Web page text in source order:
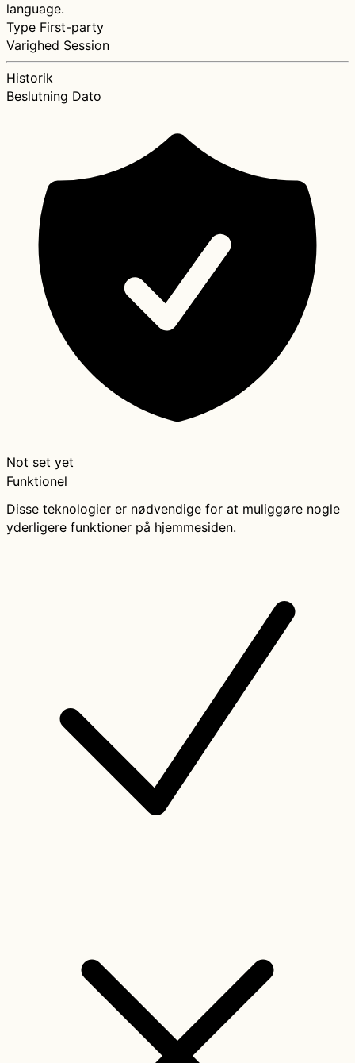
language.
Type First-party
Varighed Session
Historik
Beslutning Dato
Not set yet
Funktionel
Disse teknologier er nødvendige for at muliggøre nogle
yderligere funktioner på hjemmesiden.